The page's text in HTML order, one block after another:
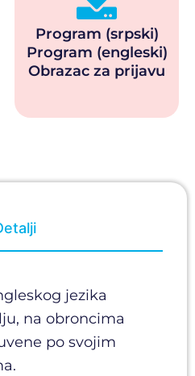
Program (srpski)
Program (engleski)
Obrazac za prijavu
jezika
na obroncima
po svojim